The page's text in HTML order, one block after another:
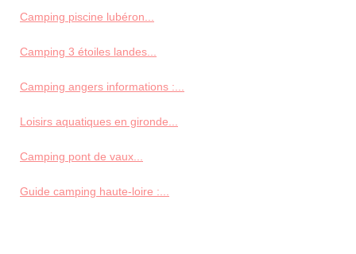
Camping piscine lubéron...
Camping 3 étoiles landes...
Camping angers informations :...
Loisirs aquatiques en gironde...
Camping pont de vaux...
Guide camping haute-loire :...